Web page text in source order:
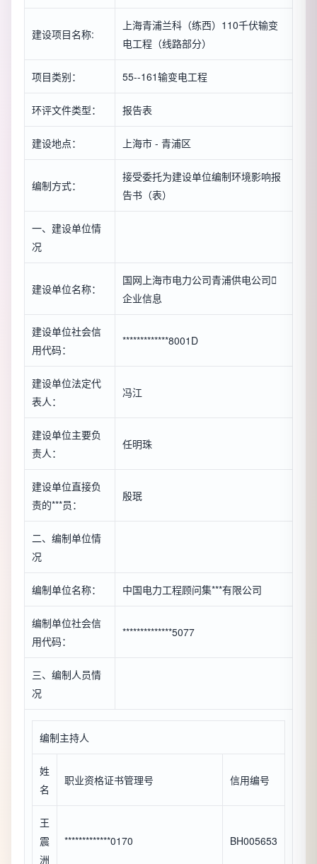
建设项目名称:
上海青浦兰科（练西）110千伏输变
电工程（线路部分）
项目类别： 55--161输变电工程
环评文件类型： 报告表
建设地点： 上海市 - 青浦区
编制方式：
接受委托为建设单位编制环境影响报
告书（表）
一、建设单位情
况
建设单位名称：
国网上海市电力公司青浦供电公司
企业信息
建设单位社会信
用代码：
*************8001D
建设单位法定代
表人：
冯江
建设单位主要负
责人：
任明珠
建设单位直接负
责的***员：
殷珉
二、编制单位情
况
编制单位名称： 中国电力工程顾问集***有限公司
编制单位社会信
用代码：
**************5077
三、编制人员情
况
编制主持人
姓
名
职业资格证书管理号 信用编号
王
震
洲
*************0170 BH005653